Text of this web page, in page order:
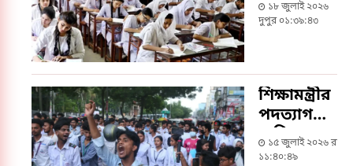
এসএসসির
১৮ জুলাই ২০২৬
দুপুর ০১:৩৯:৪৩
শিক্ষামন্ত্রীর
পদত্যাগ
দাবিতে
আল্টিমেটাম,
১৫ জুলাই ২০২৬ রাত
১১:৪০:৪৯